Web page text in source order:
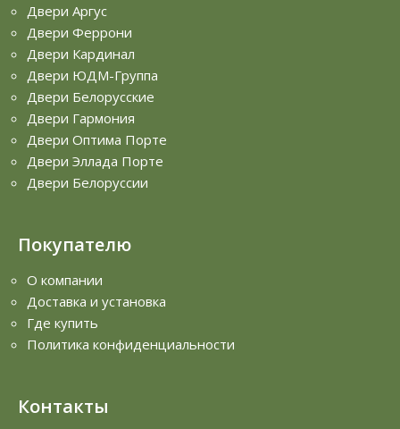
Двери Аргус
Двери Феррони
Двери Кардинал
Двери ЮДМ-Группа
Двери Белорусские
Двери Гармония
Двери Оптима Порте
Двери Эллада Порте
Двери Белоруссии
Покупателю
О компании
Доставка и установка
Где купить
Политика конфиденциальности
Контакты